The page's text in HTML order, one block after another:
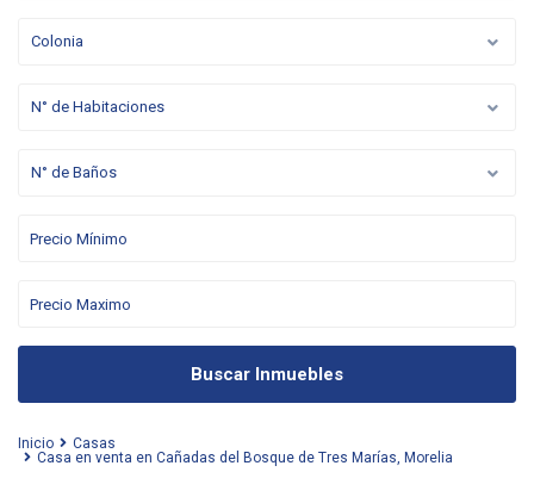
Colonia
N° de Habitaciones
N° de Baños
Buscar Inmuebles
Inicio
Casas
Casa en venta en Cañadas del Bosque de Tres Marías, Morelia